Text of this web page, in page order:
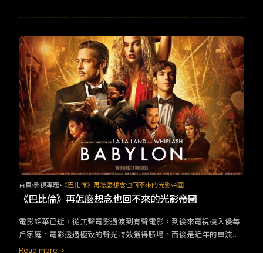
一個看似漫長不著邊際的片名，其實證明了所謂的語焉不詳，全因
秘密哽在心頭，直男警探吳明翰(許光漢 飾演)大抵算是沒有祕密之
人，這樣一個耿直、魯莽之人，與世界原本有隔，竟在這部電影裡
成為陰陽兩界的交界點。跨越界線的習俗，便是紅包與冥婚，程偉
豪拍過《紅衣小女孩》系列的民間習俗，而後跨界到《目擊者》、
《緝魂》的心機算盡，然則這部電影卻意圖走回電影創作者的初
衷，怎樣是一部好看的電影，是單純的電影，於是《關於我和鬼變
成家人的那件事》的情感最為真誠部分，就落在吳明翰(許光漢 飾
演)與毛邦羽(林柏宏 飾演)，他們從一開始的互不對盤，到後來的形
影不離，兩個世界截然不同的人，卻真正懂得對方的心，只因為他
們都被這個世界隔離。吳明翰性格粗魯且陽剛，即便不承認但內心
仍存有些許刻板印象，他的老派與輕佻像極了老男孩。毛邦羽接觸
電子音樂、藝文、小動物與社會活動，然則他過於善良，父親不接
交集的兩個人，卻成了冥婚伴侶。看起來是最荒謬的結合，但事實
上，這卻是最真誠的和解。這幾年全世界歷經疫情侵擾，人與人的
距離變得更遠，我們早就被迫以種族、文化與性向區隔，卻又得因
首頁 影視專題 《巴比倫》再怎麼想念也回不來的光影帝國
《巴比倫》再怎麼想念也回不來的光影帝國
電影韶華已逝，從無聲電影過渡到有聲電影，到後來電視機入侵每
戶家庭，電影透過極致的聲光特效獲得勝場，而後是近年的串流平
台革命。對於愛電影之人，如何哀婉又華麗的敘述好萊塢黃金時
Read more